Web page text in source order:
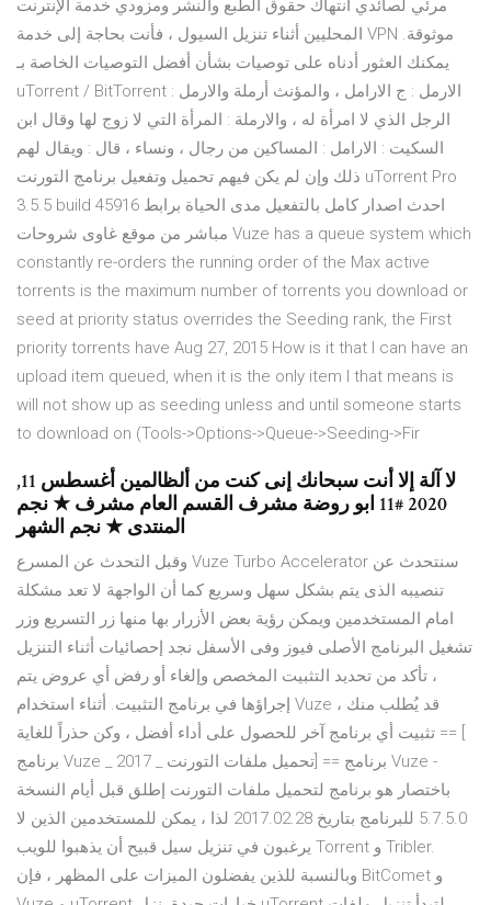
مرئي لصائدي انتهاك حقوق الطبع والنشر ومزودي خدمة الإنترنت
المحليين أثناء تنزيل السيول ، فأنت بحاجة إلى خدمة VPN موثوقة.
يمكنك العثور أدناه على توصيات بشأن أفضل التوصيات الخاصة بـ
uTorrent / BitTorrent الارمل : ج الارامل ، والمؤنث أرملة والارمل :
الرجل الذي لا امرأة له ، والارملة : المرأة التي لا زوج لها وقال ابن
السكيت : الارامل : المساكين من رجال ، ونساء ، قال : ويقال لهم
ذلك وإن لم يكن فيهم تحميل وتفعيل برنامج التورنت uTorrent Pro
3.5.5 build 45916 احدث اصدار كامل بالتفعيل مدى الحياة برابط
مباشر من موقع غاوى شروحات Vuze has a queue system which
constantly re-orders the running order of the Max active
torrents is the maximum number of torrents you download or
seed at priority status overrides the Seeding rank, the First
priority torrents have Aug 27, 2015 How is it that I can have an
upload item queued, when it is the only item I that means is
will not show up as seeding unless and until someone starts
to download on (Tools->Options->Queue->Seeding->Fir
لا آلة إلا أنت سبحانك إنى كنت من ألظالمين ‏أغسطس 11,
2020 #11 ابو روضة مشرف القسم العام مشرف ★ نجم
المنتدى ★ نجم الشهر
وقبل التحدث عن المسرع Vuze Turbo Accelerator سنتحدث عن
تنصيبه الذى يتم بشكل سهل وسريع كما أن الواجهة لا تعد مشكلة
امام المستخدمين ويمكن رؤية بعض الأزرار بها منها زر التسريع وزر
تشغيل البرنامج الأصلى فيوز وفى الأسفل نجد إحصائيات أثناء التنزيل
، تأكد من تحديد التثبيت المخصص وإلغاء أو رفض أي عروض يتم
إجراؤها في برنامج التثبيت. أثناء استخدام Vuze ، قد يُطلب منك
تثبيت أي برنامج آخر للحصول على أداء أفضل ، وكن حذراً للغاية == [
برنامج Vuze _ تحميل ملفات التورنت _ 2017] == برنامج Vuze -
باختصار هو برنامج لتحميل ملفات التورنت إطلق قبل أيام النسخة
5.7.5.0 للبرنامج بتاريخ 2017.02.28 لذا ، يمكن للمستخدمين الذين لا
يرغبون في تنزيل سيل قبيح أن يذهبوا للويب Torrent و Tribler.
وبالنسبة للذين يفضلون الميزات على المظهر ، فإن BitComet و